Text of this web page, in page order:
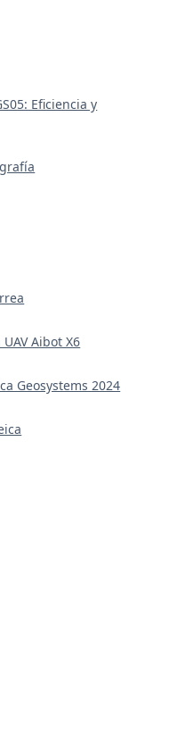
Eficiencia y
Aibot X6
Geosystems 2024